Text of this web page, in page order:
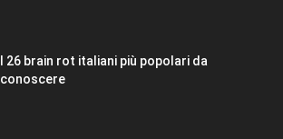
I 26 brain rot italiani più popolari da
conoscere